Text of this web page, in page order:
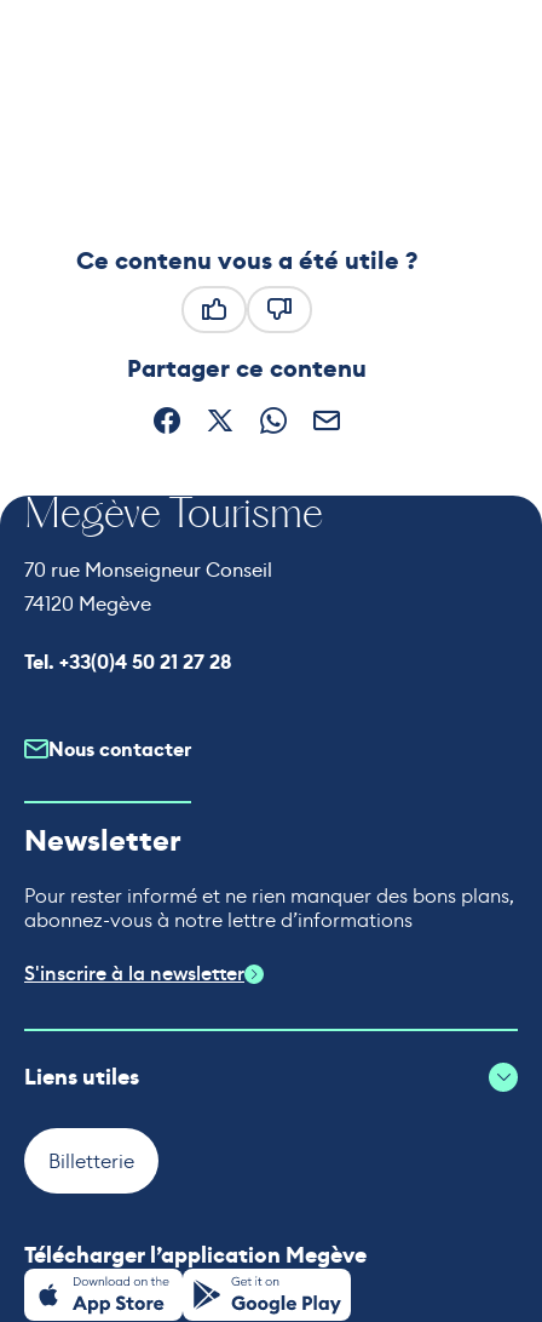
Ce contenu vous a été utile ?
Partager ce contenu
Partager sur Facebook (nouvelle fenêtre)
Partager sur X / Twitter (nouvelle
Partager sur WhatsApp
Partager par mail
Megève Tourisme
70 rue Monseigneur Conseil
74120 Megève
Appeler le
Tel. +33(0)4 50 21 27 28
Nous contacter
Newsletter
Pour rester informé et ne rien manquer des bons plans,
abonnez-vous à notre lettre d’informations
S'inscrire à la newsletter
Liens utiles
Billetterie
Télécharger l’application Megève